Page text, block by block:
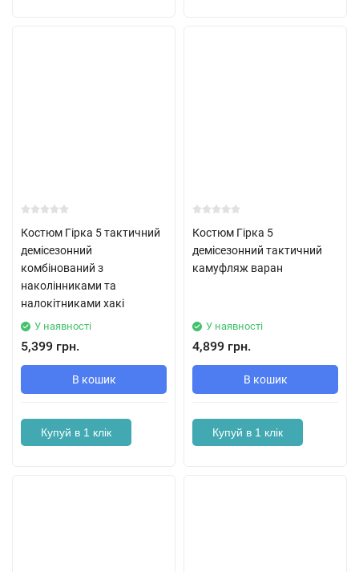
Костюм Гірка 5 тактичний
демісезонний
комбінований з
наколінниками та
налокітниками хакі
У наявності
5,399 грн.
В кошик
Купуй в 1 клік
Костюм Гірка 5
демісезонний тактичний
камуфляж варан
У наявності
4,899 грн.
В кошик
Купуй в 1 клік